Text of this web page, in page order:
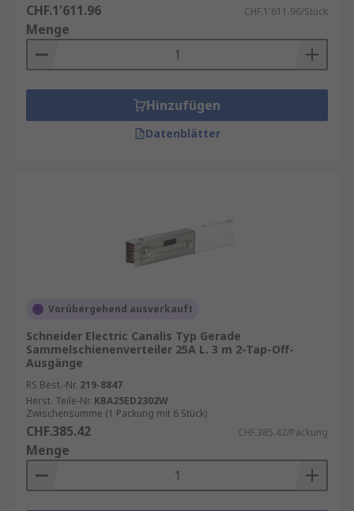
CHF.1'611.96 CHF.1'611.96/Stück
Menge
Hinzufügen
Datenblätter
Vorübergehend ausverkauft
Schneider Electric Canalis Typ Gerade
Sammelschienenverteiler 25A L. 3 m 2-Tap-Off-
Ausgänge
RS Best.-Nr. 219-8847
Herst. Teile-Nr. KBA25ED2302W
Zwischensumme (1 Packung mit 6 Stück)
CHF.385.42 CHF.385.42/Packung
Menge